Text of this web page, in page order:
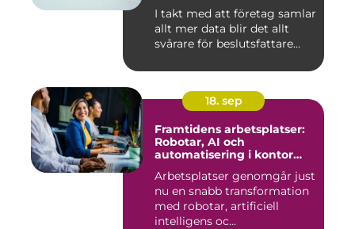
I takt med att företag samlar
allt mer data blir det allt
svårare för beslutsfattare...
18. sep
Framtidens arbetsplatser:
Robotar, AI och
automatisering i kontor
Arbetsplatser genomgår just
nu en snabb transformation
med robotar, artificiell
intelligens oc...